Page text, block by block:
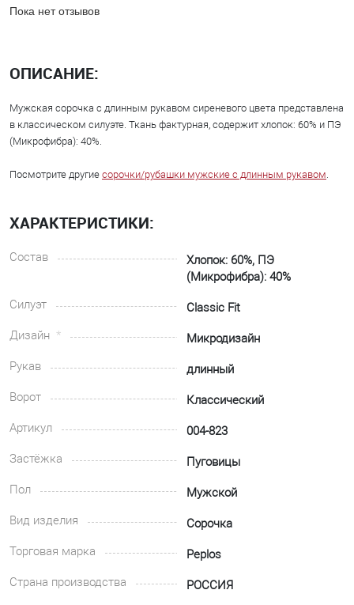
Пока нет отзывов
ОПИСАНИЕ:
Мужская сорочка с длинным рукавом сиреневого цвета представлена
в классическом силуэте. Ткань фактурная, содержит хлопок: 60% и ПЭ
(Микрофибра): 40%.
Посмотрите другие сорочки/рубашки мужские с длинным рукавом.
ХАРАКТЕРИСТИКИ:
Состав
Хлопок: 60%, ПЭ
(Микрофибра): 40%
Силуэт
Classic Fit
Дизайн
Микродизайн
Рукав
длинный
Ворот
Классический
Артикул
004-823
Застёжка
Пуговицы
Пол
Мужской
Вид изделия
Сорочка
Торговая марка
Peplos
Страна производства
РОССИЯ